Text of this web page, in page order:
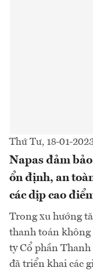
Thứ Tư, 18-01-
Napas đảm
ổn định, an
các dịp cao
Trong xu hướng
thanh toán
ty Cổ phần
đã triển khai các